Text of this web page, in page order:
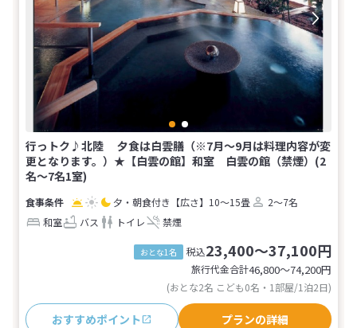
行っトク♪北陸 夕食は白雲膳（※7月～9月は料理内容が変
更となります。）★【白雲の館】和室 白雲の館（禁煙）(2
名～7名1室)
夕・朝食付き 【広さ】10～15畳
2～7名
和室
バス トイレ 禁煙
おとな1名 税込23,400～37,100円
旅行代金合計46,800〜74,200円
(おとな2名 こども0名・1部屋/1泊2日)
おすすめポイント プランの詳細